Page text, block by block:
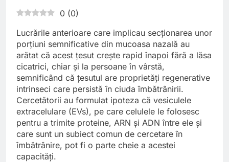
0 (0)
Lucrările anterioare care implicau secționarea unor
porțiuni semnificative din mucoasa nazală au
arătat că acest țesut crește rapid înapoi fără a lăsa
cicatrici, chiar și la persoane în vârstă,
semnificând că țesutul are proprietăți regenerative
intrinseci care persistă în ciuda îmbătrânirii.
Cercetătorii au formulat ipoteza că vesiculele
extracelulare (EVs), pe care celulele le folosesc
pentru a trimite proteine, ARN și ADN între ele și
care sunt un subiect comun de cercetare în
îmbătrânire, pot fi o parte cheie a acestei
capacități.